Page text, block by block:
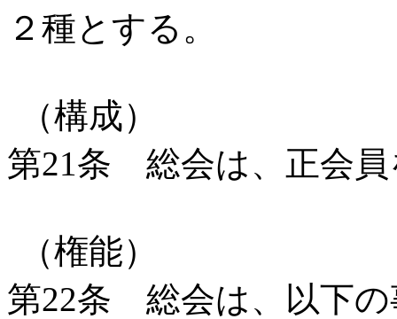
２種とする。
（構成）
第21条 総会は、正会員
（権能）
第22条 総会は、以下の